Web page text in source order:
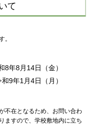
て
。
8年8月14日（金）
9年1月4日（月）
不在となるため、お問い合わ
ますので、学校敷地内に立ち